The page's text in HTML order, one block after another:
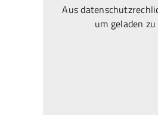
Aus
um geladen